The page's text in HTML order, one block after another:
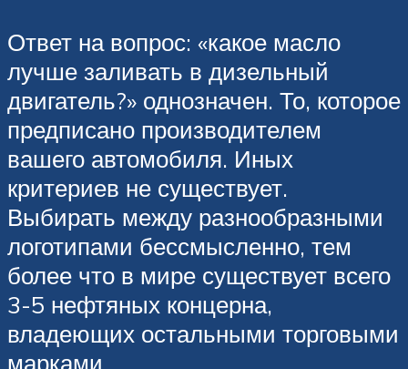
Ответ на вопрос: «какое масло
лучше заливать в дизельный
двигатель?» однозначен. То, которое
предписано производителем
вашего автомобиля. Иных
критериев не существует.
Выбирать между разнообразными
логотипами бессмысленно, тем
более что в мире существует всего
3-5 нефтяных концерна,
владеющих остальными торговыми
марками.